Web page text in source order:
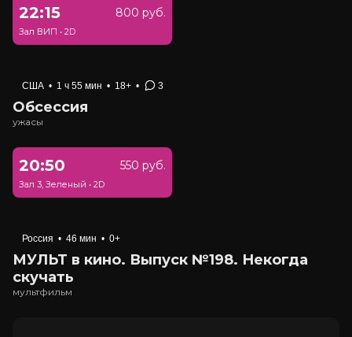
22:15 800 руб.
Зал ВИП • 2D
США • 1 ч 55 мин • 18+ • 3
Обсессия
ужасы
20:50 550 руб.
Зал 3, Зеленый • 2D
Россия • 46 мин • 0+
МУЛЬТ в кино. Выпуск №198. Некогда
скучать
мультфильм